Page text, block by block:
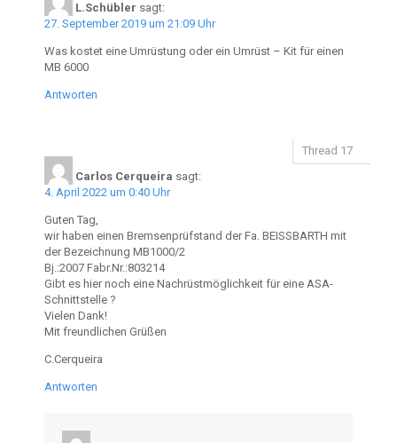
L.Schübler sagt:
27. September 2019 um 21:09 Uhr
Was kostet eine Umrüstung oder ein Umrüst – Kit für einen
MB 6000
Antworten
Carlos Cerqueira sagt:
4. April 2022 um 0:40 Uhr
Guten Tag,
wir haben einen Bremsenprüfstand der Fa. BEISSBARTH mit
der Bezeichnung MB1000/2
Bj.:2007 Fabr.Nr.:803214
Gibt es hier noch eine Nachrüstmöglichkeit für eine ASA-
Schnittstelle ?
Vielen Dank!
Mit freundlichen Grüßen
C.Cerqueira
Antworten